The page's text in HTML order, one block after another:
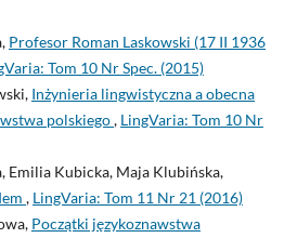
Profesor Roman Laskowski (17 II 1936
Tom 10 Nr Spec. (2015)
Inżynieria lingwistyczna a obecna
polskiego, LingVaria: Tom 10 Nr
Emilia Kubicka, Maja Klubińska,
, LingVaria: Tom 11 Nr 21 (2016)
Początki językoznawstwa